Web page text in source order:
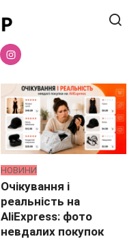
НОВИНИ
Очікування і
реальність на
AliExpress: фото
невдалих покупок